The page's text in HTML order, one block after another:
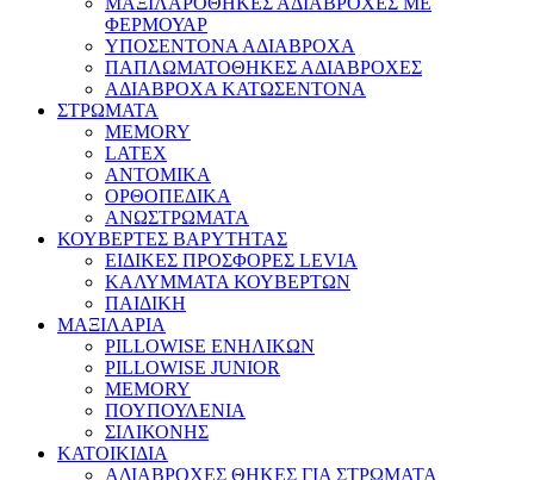
ΦΕΡΜΟΥΑΡ
ΥΠΟΣΕΝΤΟΝΑ ΑΔΙΑΒΡΟΧΑ
ΠΑΠΛΩΜΑΤΟΘΗΚΕΣ ΑΔΙΑΒΡΟΧΕΣ
ΑΔΙΑΒΡΟΧΑ ΚΑΤΩΣΕΝΤΟΝΑ
ΣΤΡΩΜΑΤΑ
MEMORY
LATEX
ΑΝΤΟΜΙΚΑ
ΟΡΘΟΠΕΔΙΚΑ
ΑΝΩΣΤΡΩΜΑΤΑ
ΚΟΥΒΕΡΤΕΣ ΒΑΡΥΤΗΤΑΣ
ΕΙΔΙΚΕΣ ΠΡΟΣΦΟΡΕΣ LEVIA
ΚΑΛΥΜΜΑΤΑ ΚΟΥΒΕΡΤΩΝ
ΠΑΙΔΙΚΗ
ΜΑΞΙΛΑΡΙΑ
PILLOWISE ΕΝΗΛΙΚΩΝ
PILLOWISE JUNIOR
MEMORY
ΠΟΥΠΟΥΛΕΝΙΑ
ΣΙΛΙΚΟΝΗΣ
ΚΑΤΟΙΚΙΔΙΑ
ΑΔΙΑΒΡΟΧΕΣ ΘΗΚΕΣ ΓΙΑ ΣΤΡΩΜΑΤΑ